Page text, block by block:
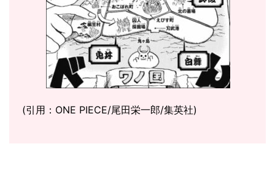
(引用：ONE PIECE/尾田栄一郎/集英社)